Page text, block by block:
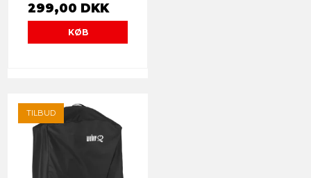
299,00 DKK
KØB
TILBUD